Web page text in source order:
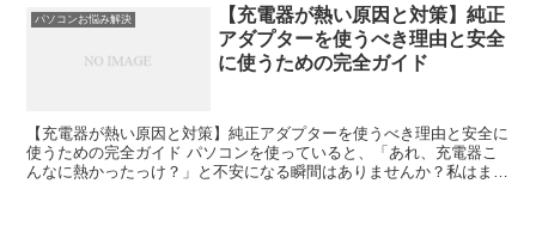
パソコンお悩み解決
【充電器が熱い原因と対策】純正
アダプターを使うべき理由と安全
に使うための完全ガイド
【充電器が熱い原因と対策】純正アダプターを使うべき理由と安全に
使うための完全ガイド パソコンを使っていると、「あれ、充電器こ
んなに熱かったっけ？」と不安になる瞬間はありませんか？私はまさ